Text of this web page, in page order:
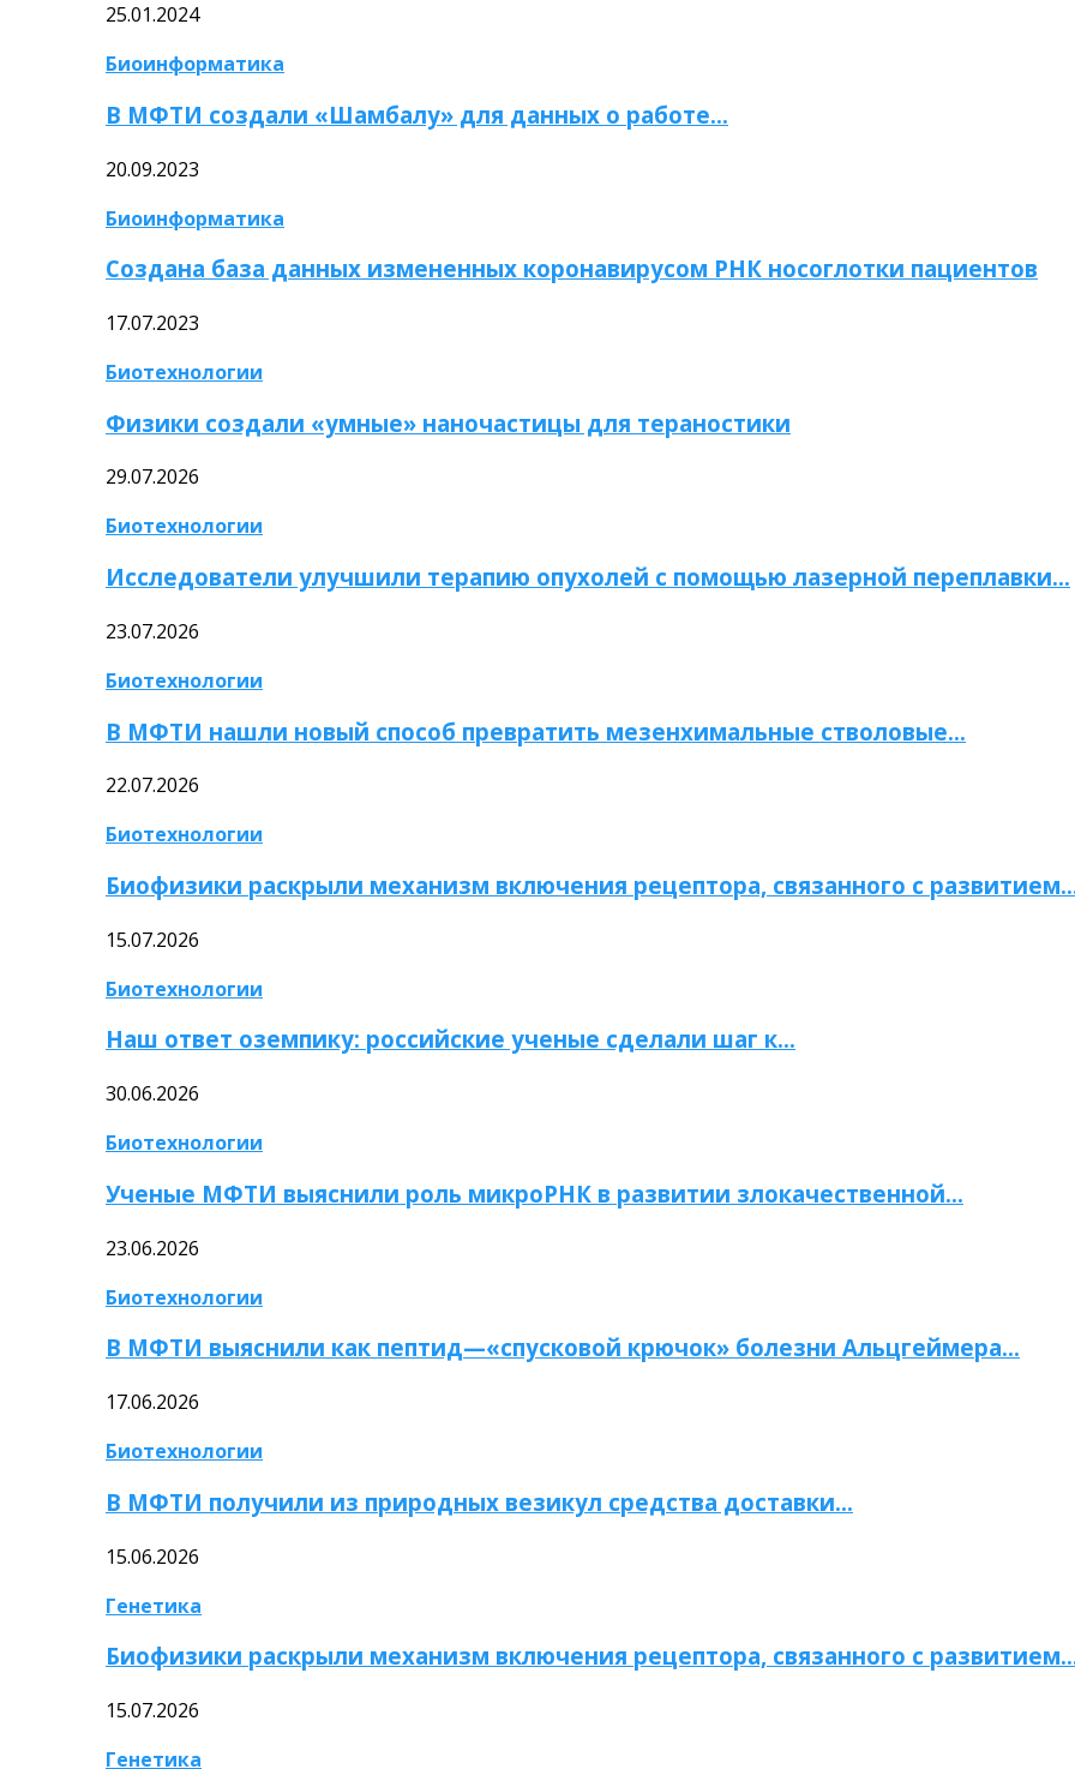
25.01.2024
Биоинформатика
В МФТИ создали «Шамбалу» для данных о работе…
20.09.2023
Биоинформатика
Создана база данных измененных коронавирусом РНК носоглотки пациентов
17.07.2023
Биотехнологии
Физики создали «умные» наночастицы для тераностики
29.07.2026
Биотехнологии
Исследователи улучшили терапию опухолей с помощью лазерной переплавки…
23.07.2026
Биотехнологии
В МФТИ нашли новый способ превратить мезенхимальные стволовые…
22.07.2026
Биотехнологии
Биофизики раскрыли механизм включения рецептора, связанного с
15.07.2026
Биотехнологии
Наш ответ оземпику: российские ученые сделали шаг к…
30.06.2026
Биотехнологии
Ученые МФТИ выяснили роль микроРНК в развитии злокачественной…
23.06.2026
Биотехнологии
В МФТИ выяснили как пептид—«спусковой крючок» болезни Альцгеймера…
17.06.2026
Биотехнологии
В МФТИ получили из природных везикул средства доставки…
15.06.2026
Генетика
Биофизики раскрыли механизм включения рецептора, связанного с
15.07.2026
Генетика